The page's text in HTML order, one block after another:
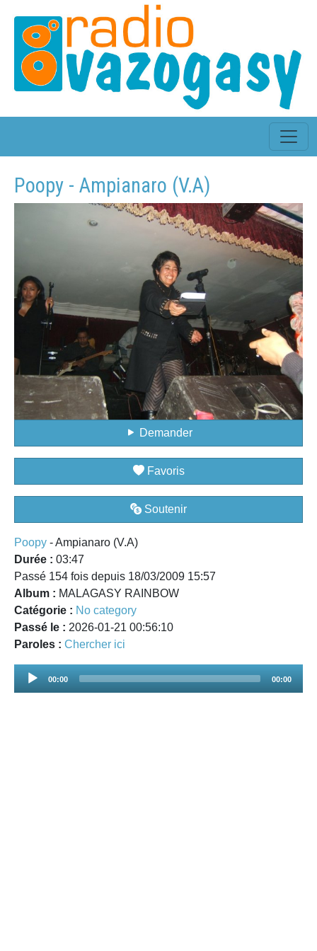
Poopy - Ampianaro (V.A)
Demander
Favoris
Soutenir
Poopy - Ampianaro (V.A)
Durée : 03:47
Passé 154 fois depuis 18/03/2009 15:57
Album : MALAGASY RAINBOW
Catégorie : No category
Passé le : 2026-01-21 00:56:10
Paroles : Chercher ici
Audio
00:00 00:00